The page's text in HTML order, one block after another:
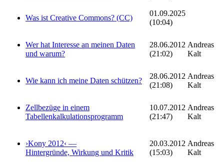
Was ist Creative Commons? (CC)
01.09.2025
(10:04)
Wer hat Interesse an meinen Daten
und warum?
28.06.2012
(21:02)
Andreas
Kalt
Wie kann ich meine Daten schützen?
28.06.2012
(21:08)
Andreas
Kalt
Zellbezüge in einem
Tabellenkalkulationsprogramm
10.07.2012
(21:47)
Andreas
Kalt
›Kony 2012‹ —
Hintergründe, Wirkung und Kritik
20.03.2012
(15:03)
Andreas
Kalt